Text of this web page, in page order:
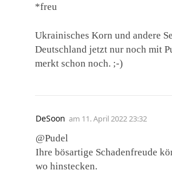
*freu
Ukrainisches Korn und andere
Deutschland jetzt nur noch mit
merkt schon noch. ;-)
DeSoon am 11. April 2022 23:32
@Pudel
Ihre bösartige Schadenfreude
wo hinstecken.